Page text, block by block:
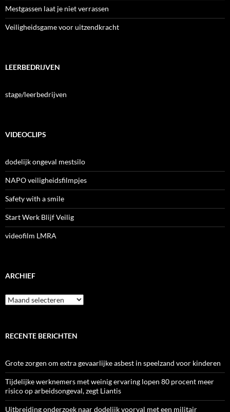
Mestgassen laat je niet verrassen
Veiligheidsgame voor uitzendkracht
LEERBEDRIJVEN
stage/leerbedrijven
VIDEOCLIPS
dodelijk ongeval mestsilo
NAPO veiligheidsfilmpjes
Safety with a smile
Start Werk Blijf Veilig
videofilm LMRA
ARCHIEF
Archief
RECENTE BERICHTEN
Grote zorgen om extra gevaarlijke asbest in speelzand voor kinderen
Tijdelijke werknemers met weinig ervaring lopen 80 procent meer
risico op arbeidsongeval, zegt Liantis
Uitbreiding onderzoek naar dodelijk voorval met een militair